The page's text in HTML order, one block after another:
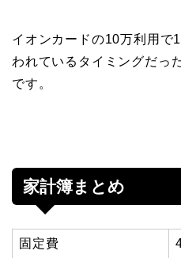
イオンカードの10万利用で
われているタイミングだっ
です。
家計簿まとめ
固定費